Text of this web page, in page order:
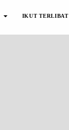
IKUT TERLIBAT